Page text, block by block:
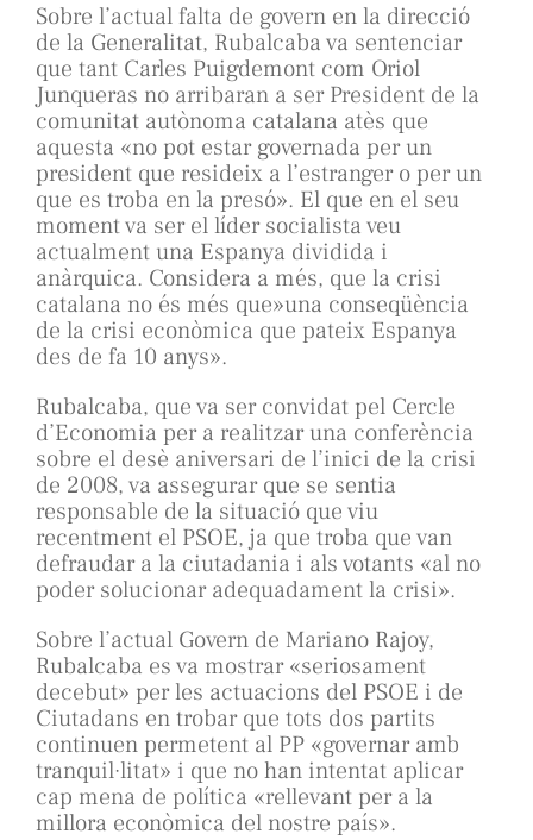
Sobre l’actual falta de govern en la direcció
de la Generalitat, Rubalcaba va sentenciar
que tant Carles Puigdemont com Oriol
Junqueras no arribaran a ser President de la
comunitat autònoma catalana atès que
aquesta «no pot estar governada per un
president que resideix a l’estranger o per un
que es troba en la presó». El que en el seu
moment va ser el líder socialista veu
actualment una Espanya dividida i
anàrquica. Considera a més, que la crisi
catalana no és més que»una conseqüència
de la crisi econòmica que pateix Espanya
des de fa 10 anys».
Rubalcaba, que va ser convidat pel Cercle
d’Economia per a realitzar una conferència
sobre el desè aniversari de l’inici de la crisi
de 2008, va assegurar que se sentia
responsable de la situació que viu
recentment el PSOE, ja que troba que van
defraudar a la ciutadania i als votants «al no
poder solucionar adequadament la crisi».
Sobre l’actual Govern de Mariano Rajoy,
Rubalcaba es va mostrar «seriosament
decebut» per les actuacions del PSOE i de
Ciutadans en trobar que tots dos partits
continuen permetent al PP «governar amb
tranquil·litat» i que no han intentat aplicar
cap mena de política «rellevant per a la
millora econòmica del nostre país».